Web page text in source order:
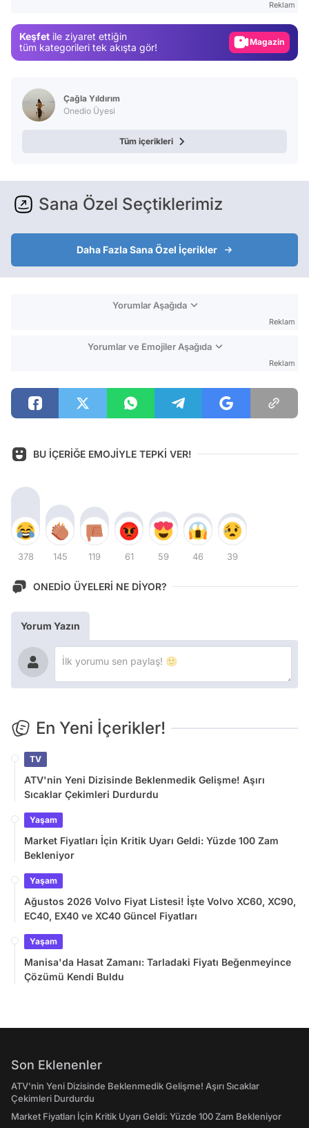
Reklam
Keşfet ile ziyaret ettiğin
tüm kategorileri tek akışta gör!
Video
Çağla Yıldırım
Onedio Üyesi
Tüm içerikleri
Sana Özel Seçtiklerimiz
Daha Fazla Sana Özel İçerikler
Yorumlar Aşağıda
Reklam
Yorumlar ve Emojiler Aşağıda
Reklam
BU İÇERİĞE EMOJİYLE TEPKİ VER!
378 145 119 61 59 46 39
ONEDİO ÜYELERİ NE DİYOR?
Yorum Yazın
En Yeni İçerikler!
TV
ATV'nin Yeni Dizisinde Beklenmedik Gelişme! Aşırı
Sıcaklar Çekimleri Durdurdu
Yaşam
Market Fiyatları İçin Kritik Uyarı Geldi: Yüzde 100 Zam
Bekleniyor
Yaşam
Ağustos 2026 Volvo Fiyat Listesi! İşte Volvo XC60, XC90,
EC40, EX40 ve XC40 Güncel Fiyatları
Yaşam
Manisa'da Hasat Zamanı: Tarladaki Fiyatı Beğenmeyince
Çözümü Kendi Buldu
Son Eklenenler
ATV'nin Yeni Dizisinde Beklenmedik Gelişme! Aşırı Sıcaklar
Çekimleri Durdurdu
Market Fiyatları İçin Kritik Uyarı Geldi: Yüzde 100 Zam Bekleniyor